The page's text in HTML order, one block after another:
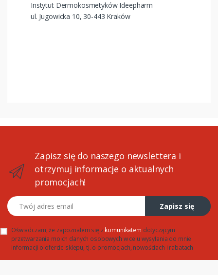
Instytut Dermokosmetyków Ideepharm
ul. Jugowicka 10, 30-443 Kraków
Zapisz się do naszego newslettera i
otrzymuj informacje o aktualnych
promocjach!
Twój adres email
Zapisz się
Oświadczam, że zapoznałem się zkomunikatem dotyczącym
przetwarzania moich danych osobowych w celu wysyłania do mnie
informacji o ofercie sklepu, tj. o promocjach, nowościach i rabatach